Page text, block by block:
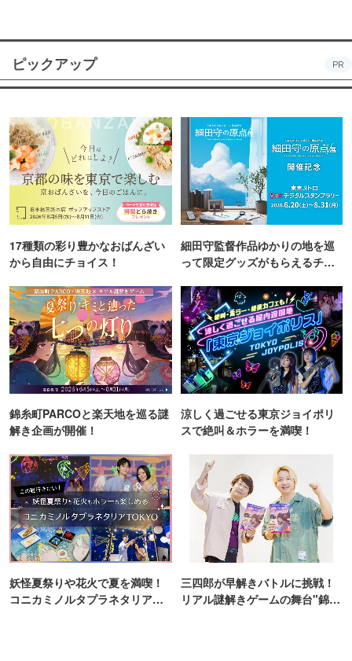
ピックアップ PR
17種類の彩り豊かなおばんざい
から自由にチョイス！
細田守監督作品ゆかりの地を巡
って限定グッズがもらえるチャ
錦糸町PARCOと楽天地を巡る謎
解き企画が開催！
涼しく過ごせる東京ジョイポリ
スで絶叫＆ホラーを満喫！
妖怪夏祭りや花火で夏を満喫！
コニカミノルタプラネタリア
三四郎が早解きバトルに挑戦！
リアル謎解きゲームの舞台"錦糸